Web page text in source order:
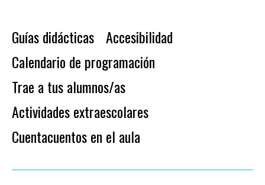
Guías didácticas Accesibilidad
Calendario de programación
Trae a tus alumnos/as
Actividades extraescolares
Cuentacuentos en el aula